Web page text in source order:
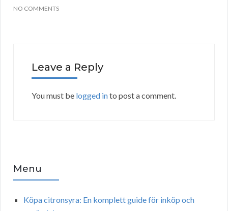
NO COMMENTS
Leave a Reply
You must be logged into post a comment.
Menu
Köpa citronsyra: En komplett guide för inköp och